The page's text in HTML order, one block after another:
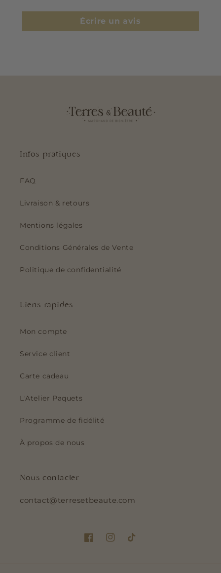
Écrire un avis
Infos pratiques
FAQ
Livraison & retours
Mentions légales
Conditions Générales de Vente
Politique de confidentialité
Liens rapides
Mon compte
Service client
Carte cadeau
L'Atelier Paquets
Programme de fidélité
À propos de nous
Nous contacter
contact@terresetbeaute.com
FacebookInstagram
TikTok